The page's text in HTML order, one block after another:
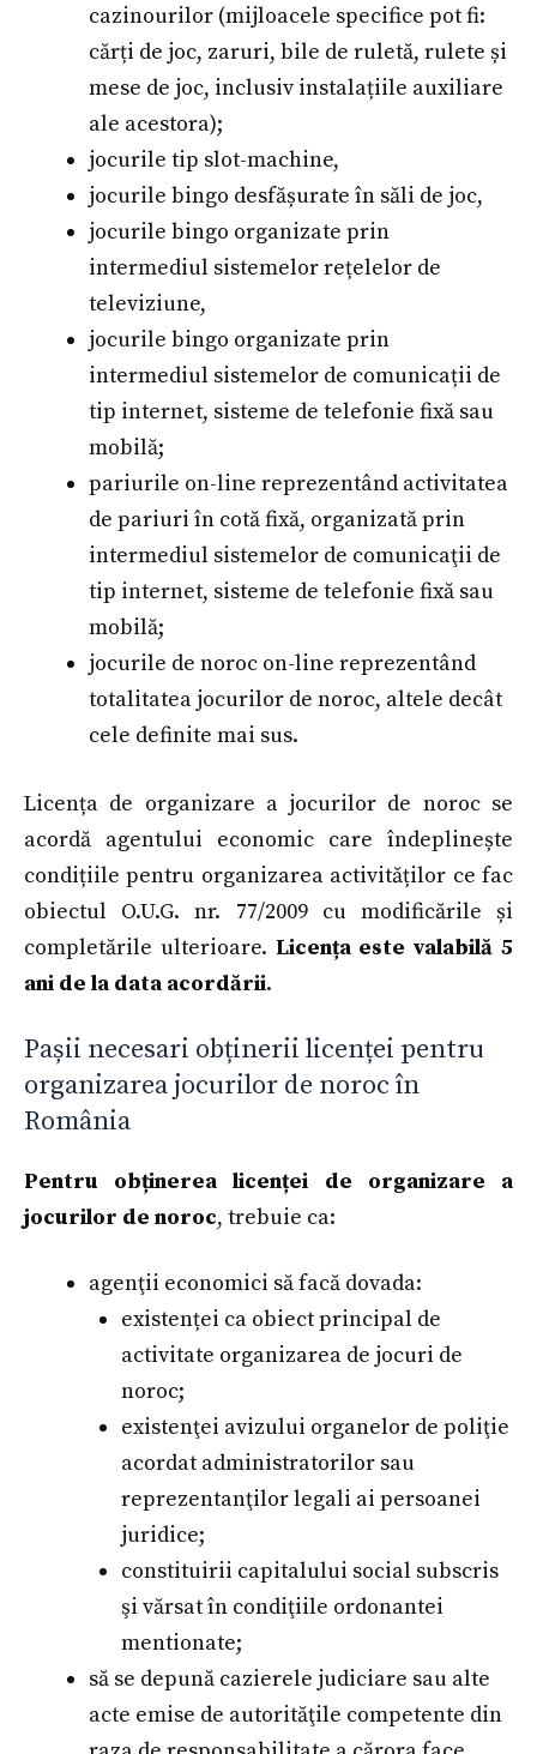
cazinourilor (mijloacele specifice pot fi:
cărți de joc, zaruri, bile de ruletă, rulete și
mese de joc, inclusiv instalațiile auxiliare
ale acestora);
jocurile tip slot-machine,
jocurile bingo desfășurate în săli de joc,
jocurile bingo organizate prin
intermediul sistemelor rețelelor de
televiziune,
jocurile bingo organizate prin
intermediul sistemelor de comunicații de
tip internet, sisteme de telefonie fixă sau
mobilă;
pariurile on-line reprezentând activitatea
de pariuri în cotă fixă, organizată prin
intermediul sistemelor de comunicaţii de
tip internet, sisteme de telefonie fixă sau
mobilă;
jocurile de noroc on-line reprezentând
totalitatea jocurilor de noroc, altele decât
cele definite mai sus.
Licența de organizare a jocurilor de noroc se
acordă agentului economic care îndeplinește
condițiile pentru organizarea activităților ce fac
obiectul O.U.G. nr. 77/2009 cu modificările și
completările ulterioare. Licența este valabilă 5
ani de la data acordării.
Pașii necesari obținerii licenței pentru
organizarea jocurilor de noroc în
România
Pentru obținerea licenței de organizare a
jocurilor de noroc, trebuie ca:
agenţii economici să facă dovada:
existenței ca obiect principal de
activitate organizarea de jocuri de
noroc;
existenţei avizului organelor de poliţie
acordat administratorilor sau
reprezentanţilor legali ai persoanei
juridice;
constituirii capitalului social subscris
şi vărsat în condiţiile ordonantei
mentionate;
să se depună cazierele judiciare sau alte
acte emise de autorităţile competente din